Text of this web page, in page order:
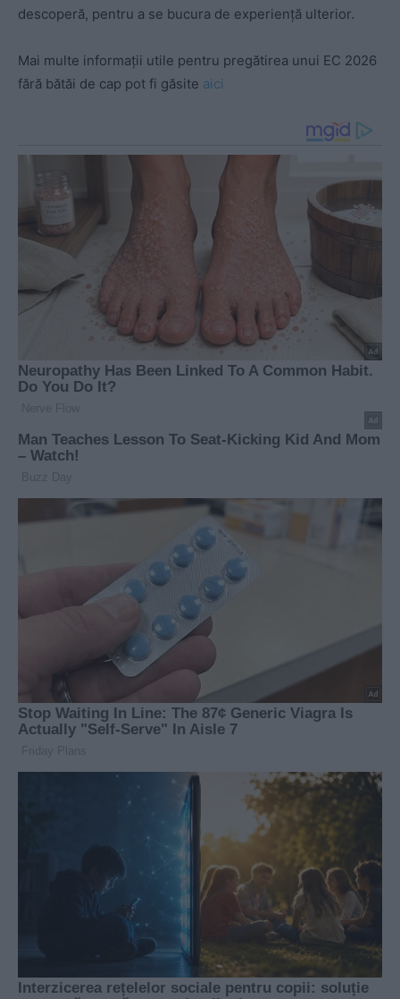
descoperă, pentru a se bucura de experiență ulterior.
Mai multe informații utile pentru pregătirea unui EC 2026
fără bătăi de cap pot fi găsite aici